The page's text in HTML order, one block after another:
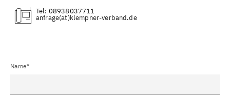
Tel: 08938037711
(at)
Name*